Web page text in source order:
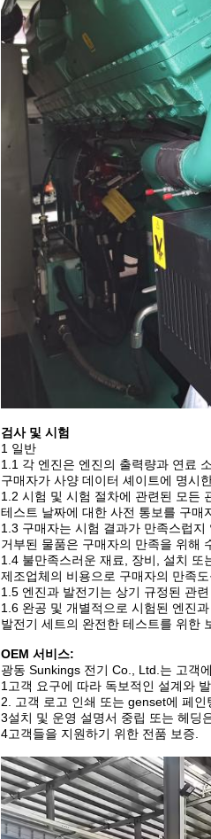
검사 및 시험
1 일반
1.1 각 엔진은 엔진의 출력량과 연료
구매자가 사양 데이터 셰이트에 명시
1.2 시험 및 시험 절차에 관련된 모든
테스트 날짜에 대한 사전 통보를 구매
1.3 구매자는 시험 결과가 만족스럽
거부된 물품은 구매자의 만족을 위해
1.4 불만족스러운 재료, 장비, 설치 또
제조업체의 비용으로 구매자의 만족
1.5 엔진과 발전기는 상기 규정된 관
1.6 완공 및 개별적으로 시험된 엔진
발전기 세트의 완전한 테스트를 위한
OEM 서비스:
광동 Sunkings 전기 Co., Ltd.는 고객
1고객 요구에 따라 독보적인 설계와
2. 고객 로고 인쇄 또는 genset에 페인
3설치 및 운영 설명서 중립 또는 헤딩
4고객들을 지원하기 위한 전품 보증.